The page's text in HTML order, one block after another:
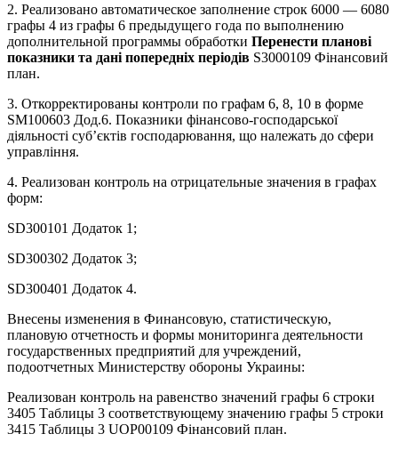
2. Реализовано автоматическое заполнение строк 6000 — 6080
графы 4 из графы 6 предыдущего года по выполнению
дополнительной программы обработки Перенести планові
показники та дані попередніх періодів S3000109 Фінансовий
план.
3. Откорректированы контроли по графам 6, 8, 10 в форме
SM100603 Дод.6. Показники фінансово-господарської
діяльності суб’єктів господарювання, що належать до сфери
управління.
4. Реализован контроль на отрицательные значения в графах
форм:
SD300101 Додаток 1;
SD300302 Додаток 3;
SD300401 Додаток 4.
Внесены изменения в Финансовую, статистическую,
плановую отчетность и формы мониторинга деятельности
государственных предприятий для учреждений,
подоотчетных Министерству обороны Украины:
Реализован контроль на равенство значений графы 6 строки
3405 Таблицы 3 соответствующему значению графы 5 строки
3415 Таблицы 3 UOP00109 Фінансовий план.